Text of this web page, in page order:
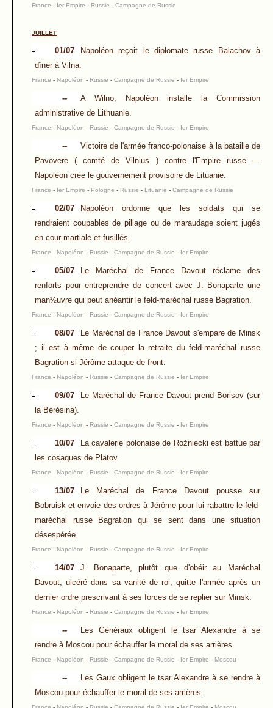
France - Ier Empire - Russie - Campagne de Russie
JUILLET
01/07
Napoléon reçoit le diplomate russe Balachov à
dîner à Vilna.
France - Napoléon - Russie - Campagne de Russie - Ier Empire
--
A Wilno, Napoléon installe la Commission
administrative de Lithuanie.
France - Napoléon - Russie - Campagne de Russie - Ier Empire
--
Victoire de l'armée franco-polonaise à la bataille de
Pavoverė ( comté de Vilnius ) contre l'Empire russe —
Napoléon crée le gouvernement provisoire de Lituanie.
France - Ier Empire - Pologne - Russie - Lituanie - Campagne de Russie
02/07
Napoléon ordonne que les soldats qui se
rendraient coupables de pillage ou de maraudage soient jugés
en cour martiale et fusillés.
France - Napoléon - Russie - Campagne de Russie - Ier Empire
05/07
Le Maréchal de France Davout réclame des
renforts pour entreprendre de concert avec J. Bonaparte une
man½uvre qui peut anéantir le feld-maréchal russe Bagration.
France - Napoléon - Russie - Campagne de Russie - Ier Empire
08/07
Le Maréchal de France Davout s'empare de Minsk
; il est à même de couper la retraite du feld-maréchal russe
Bagration si Jérôme attaque de front.
France - Napoléon - Russie - Campagne de Russie - Ier Empire
09/07
Le Maréchal de France Davout prend Borisov (sur
la Bérésina).
France - Napoléon - Russie - Campagne de Russie - Ier Empire
10/07
La cavalerie polonaise de Rożniecki est battue par
les cosaques de Platov.
France - Napoléon - Russie - Campagne de Russie - Ier Empire
13/07
Le Maréchal de France Davout pousse sur
Bobruisk et envoie des ordres à Jérôme pour lui rabattre le feld-
maréchal russe Bagration qui se sent dans une situation
désespérée.
France - Napoléon - Russie - Campagne de Russie - Ier Empire
14/07
J. Bonaparte, plutôt que d'obéir au Maréchal
Davout, ulcéré dans sa vanité de roi, quitte l'armée après un
dernier ordre prescrivant à ses forces de se replier sur Minsk.
France - Napoléon - Russie - Campagne de Russie - Ier Empire
--
Les Généraux obligent le tsar Alexandre à se
rendre à Moscou pour échauffer le moral de ses arrières.
France - Napoléon - Russie - Campagne de Russie - Ier Empire - Moscou
--
Les Gaux obligent le tsar Alexandre à se rendre à
Moscou pour échauffer le moral de ses arrières.